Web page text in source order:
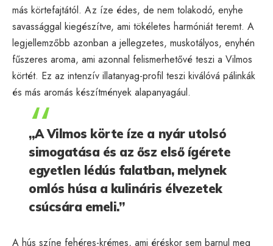
más körtefajtától. Az íze édes, de nem tolakodó, enyhe
savassággal kiegészítve, ami tökéletes harmóniát teremt. A
legjellemzőbb azonban a jellegzetes, muskotályos, enyhén
fűszeres aroma, ami azonnal felismerhetővé teszi a Vilmos
körtét. Ez az intenzív illatanyag-profil teszi kiválóvá pálinkák
és más aromás készítmények alapanyagául.
„A Vilmos körte íze a nyár utolsó
simogatása és az ősz első ígérete
egyetlen lédús falatban, melynek
omlós húsa a kulináris élvezetek
csúcsára emeli.”
A hús színe fehéres-krémes, ami éréskor sem barnul meg